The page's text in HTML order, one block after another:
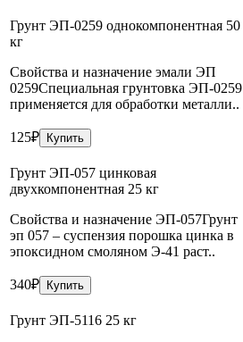
Грунт ЭП-0259 однокомпонентная 50
кг
Свойства и назначение эмали ЭП
0259Специальная грунтовка ЭП-0259
применяется для обработки металли..
125₽ Купить
Грунт ЭП-057 цинковая
двухкомпонентная 25 кг
Свойства и назначение ЭП-057Грунт
эп 057 – суспензия порошка цинка в
эпоксидном смоляном Э-41 раст..
340₽ Купить
Грунт ЭП-5116 25 кг